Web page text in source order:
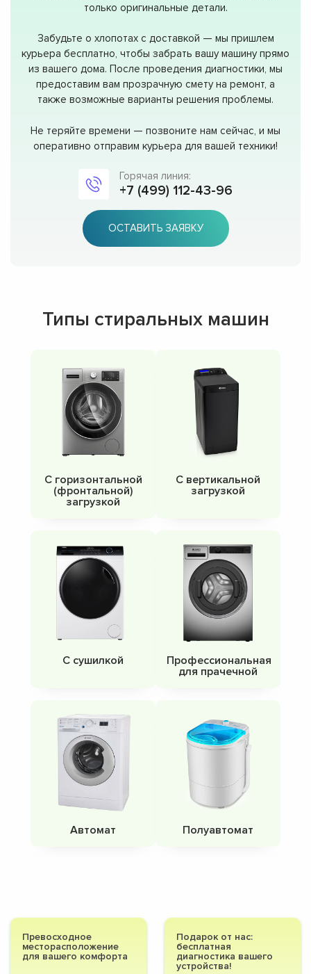
только оригинальные детали.
Забудьте о хлопотах с доставкой — мы пришлем
курьера бесплатно, чтобы забрать вашу машину прямо
из вашего дома. После проведения диагностики, мы
предоставим вам прозрачную смету на ремонт, а
также возможные варианты решения проблемы.
Не теряйте времени — позвоните нам сейчас, и мы
оперативно отправим курьера для вашей техники!
Горячая линия:
+7 (499) 112-43-96
ОСТАВИТЬ ЗАЯВКУ
Типы стиральных машин
С горизонтальной
(фронтальной)
загрузкой
С вертикальной
загрузкой
С сушилкой
Профессиональная
для прачечной
Автомат Полуавтомат
Превосходное
месторасположение
для вашего комфорта
Подарок от нас:
бесплатная
диагностика вашего
устройства!